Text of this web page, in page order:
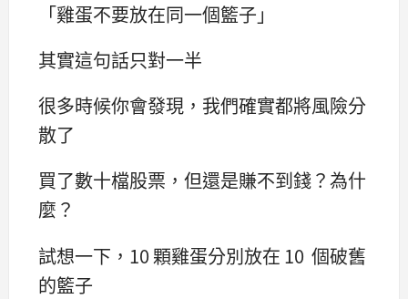
「雞蛋不要放在同一個籃子」
其實這句話只對一半
很多時候你會發現，我們確實都將風險分
散了
買了數十檔股票，但還是賺不到錢？為什
麼？
試想一下，10 顆雞蛋分別放在 10 個破舊
的籃子